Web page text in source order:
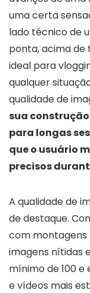
uma certa
lado técnico de
ponta, acima de
ideal para
qualquer
qualidade de
sua
para longas
que o usuário
precisos
A qualidade de
de destaque.
com montagens
imagens nítidas
mínimo de 100
e vídeos mais